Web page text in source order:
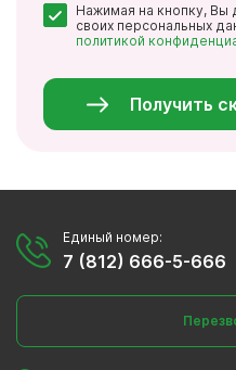
*
Нажимая на кнопку, Вы
своих персональных
политикой
Получить
Единый номер:
7 (812) 666-5-666